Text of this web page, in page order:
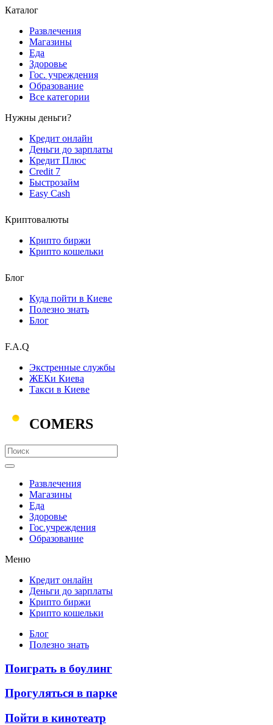
Каталог
Развлечения
Магазины
Еда
Здоровье
Гос. учреждения
Образование
Все категории
Нужны деньги?
Кредит онлайн
Деньги до зарплаты
Кредит Плюс
Credit 7
Быстрозайм
Easy Cash
Криптовалюты
Крипто биржи
Крипто кошельки
Блог
Куда пойти в Киеве
Полезно знать
Блог
F.A.Q
Экстренные службы
ЖЕКи Киева
Такси в Киеве
COMERS
Развлечения
Магазины
Еда
Здоровье
Гос.учреждения
Образование
Меню
Кредит онлайн
Деньги до зарплаты
Крипто биржи
Крипто кошельки
Блог
Полезно знать
Поиграть в боулинг
Прогуляться в парке
Пойти в кинотеатр